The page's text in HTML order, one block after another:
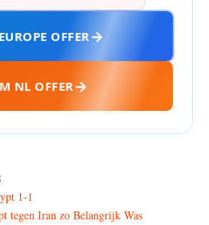
OFFER
NL OFFER
1-1
tegen Iran zo Belangrijk Was